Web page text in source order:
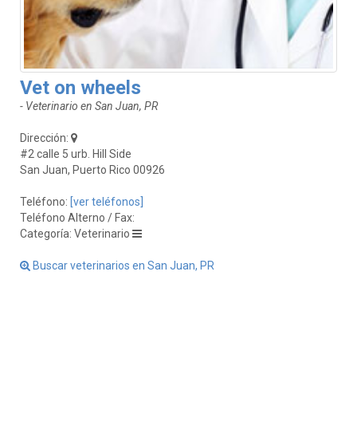
Vet on wheels
- Veterinario en San Juan, PR
Dirección:
#2 calle 5 urb. Hill Side
San Juan, Puerto Rico 00926
Teléfono: [ver teléfonos]
Teléfono Alterno / Fax:
Categoría: Veterinario
Buscar veterinarios en San Juan, PR